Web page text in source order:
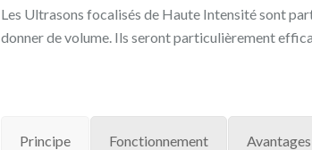
Les Ultrasons focalisés de Haute Intensité sont
donner de volume. Ils seront particulièrement
Principe Fonctionnement Avantages